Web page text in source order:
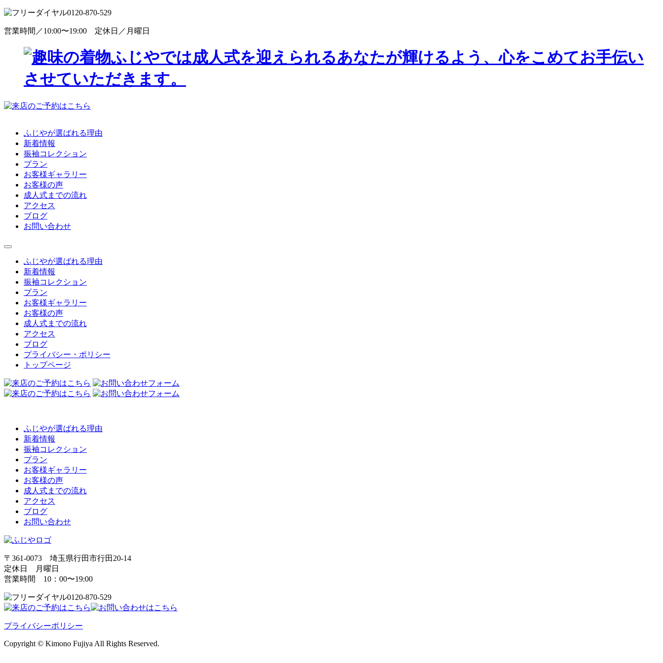
0120-870-529
営業時間／10:00〜19:00 定休日／月曜日
ふじやが選ばれる理由
新着情報
振袖コレクション
プラン
お客様ギャラリー
お客様の声
成人式までの流れ
アクセス
ブログ
お問い合わせ
ふじやが選ばれる理由
新着情報
振袖コレクション
プラン
お客様ギャラリー
お客様の声
成人式までの流れ
アクセス
ブログ
プライバシー・ポリシー
トップページ
ふじやが選ばれる理由
新着情報
振袖コレクション
プラン
お客様ギャラリー
お客様の声
成人式までの流れ
アクセス
ブログ
お問い合わせ
〒361-0073 埼玉県行田市行田20-14
定休日 月曜日
営業時間 10：00〜19:00
0120-870-529
プライバシーポリシー
Copyright © Kimono Fujiya All Rights Reserved.